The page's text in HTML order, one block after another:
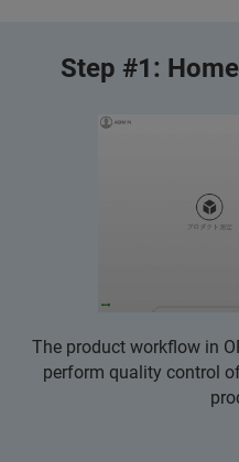
Step #1:
The product workflow in
perform quality control